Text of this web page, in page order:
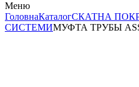
Меню
ГоловнаКаталогСКАТНА
СИСТЕМИМУФТА ТРУБЫ